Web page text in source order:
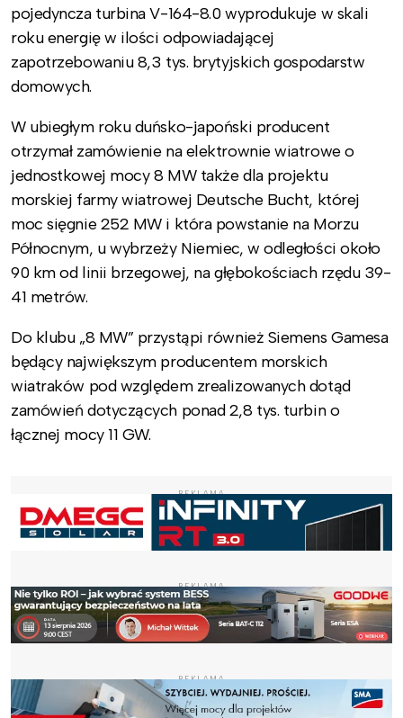
pojedyncza turbina V-164-8.0 wyprodukuje w skali
roku energię w ilości odpowiadającej
zapotrzebowaniu 8,3 tys. brytyjskich gospodarstw
domowych.
W ubiegłym roku duńsko-japoński producent
otrzymał zamówienie na elektrownie wiatrowe o
jednostkowej mocy 8 MW także dla projektu
morskiej farmy wiatrowej Deutsche Bucht, której
moc sięgnie 252 MW i która powstanie na Morzu
Północnym, u wybrzeży Niemiec, w odległości około
90 km od linii brzegowej, na głębokościach rzędu 39-
41 metrów.
Do klubu „8 MW” przystąpi również Siemens Gamesa
będący największym producentem morskich
wiatraków pod względem zrealizowanych dotąd
zamówień dotyczących ponad 2,8 tys. turbin o
łącznej mocy 11 GW.
REKLAMA
REKLAMA
REKLAMA